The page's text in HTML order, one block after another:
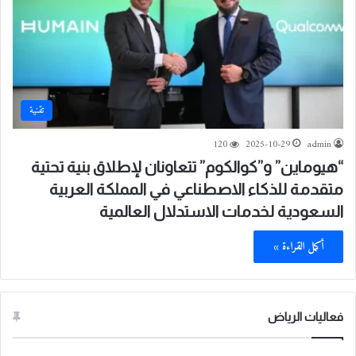
تقنية
admin
2025-10-29
120
“هيوماين” و”كوالكوم” تتعاونان لإطلاق بنية تحتية
متقدمة للذكاء الاصطناعي في المملكة العربية
السعودية لخدمات الاستدلال العالمية
أكمل القراءة »
فعاليات الرياض